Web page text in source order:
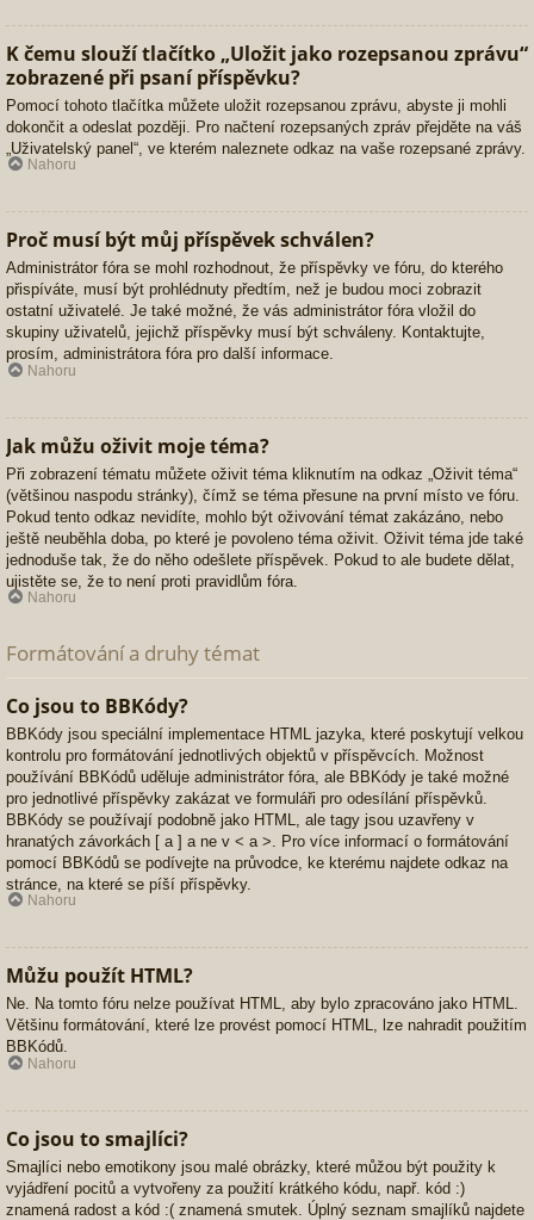
K čemu slouží tlačítko „Uložit jako rozepsanou zprávu“
zobrazené při psaní příspěvku?
Pomocí tohoto tlačítka můžete uložit rozepsanou zprávu, abyste ji mohli
dokončit a odeslat později. Pro načtení rozepsaných zpráv přejděte na váš
„Uživatelský panel“, ve kterém naleznete odkaz na vaše rozepsané zprávy.
Nahoru
Proč musí být můj příspěvek schválen?
Administrátor fóra se mohl rozhodnout, že příspěvky ve fóru, do kterého
přispíváte, musí být prohlédnuty předtím, než je budou moci zobrazit
ostatní uživatelé. Je také možné, že vás administrátor fóra vložil do
skupiny uživatelů, jejichž příspěvky musí být schváleny. Kontaktujte,
prosím, administrátora fóra pro další informace.
Nahoru
Jak můžu oživit moje téma?
Při zobrazení tématu můžete oživit téma kliknutím na odkaz „Oživit téma“
(většinou naspodu stránky), čímž se téma přesune na první místo ve fóru.
Pokud tento odkaz nevidíte, mohlo být oživování témat zakázáno, nebo
ještě neuběhla doba, po které je povoleno téma oživit. Oživit téma jde také
jednoduše tak, že do něho odešlete příspěvek. Pokud to ale budete dělat,
ujistěte se, že to není proti pravidlům fóra.
Nahoru
Formátování a druhy témat
Co jsou to BBKódy?
BBKódy jsou speciální implementace HTML jazyka, které poskytují velkou
kontrolu pro formátování jednotlivých objektů v příspěvcích. Možnost
používání BBKódů uděluje administrátor fóra, ale BBKódy je také možné
pro jednotlivé příspěvky zakázat ve formuláři pro odesílání příspěvků.
BBKódy se používají podobně jako HTML, ale tagy jsou uzavřeny v
hranatých závorkách [ a ] a ne v < a >. Pro více informací o formátování
pomocí BBKódů se podívejte na průvodce, ke kterému najdete odkaz na
stránce, na které se píší příspěvky.
Nahoru
Můžu použít HTML?
Ne. Na tomto fóru nelze používat HTML, aby bylo zpracováno jako HTML.
Většinu formátování, které lze provést pomocí HTML, lze nahradit použitím
BBKódů.
Nahoru
Co jsou to smajlíci?
Smajlíci nebo emotikony jsou malé obrázky, které můžou být použity k
vyjádření pocitů a vytvořeny za použití krátkého kódu, např. kód :)
znamená radost a kód :( znamená smutek. Úplný seznam smajlíků najdete